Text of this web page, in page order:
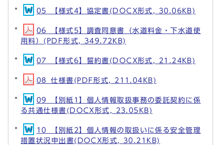
05_【様式4】協定書(DOCX形式, 30.06KB)
06_【様式5】調査同意書（水道料金・下水道使
用料）(PDF形式, 349.72KB)
07_【様式6】誓約書(DOCX形式, 21.24KB)
08_仕様書(PDF形式, 211.04KB)
09_【別紙1】個人情報取扱事務の委託契約に係
る共通仕様書(DOCX形式, 23.05KB)
10_【別紙2】個人情報の取扱いに係る安全管理
措置状況申出書(DOCX形式, 30.21KB)